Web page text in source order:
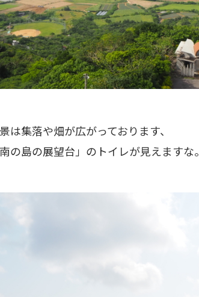
は集落や畑が広がっております、
の島の展望台」のトイレが見えますな。